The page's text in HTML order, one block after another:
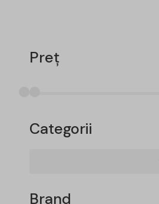
Preț
Categorii
Brand